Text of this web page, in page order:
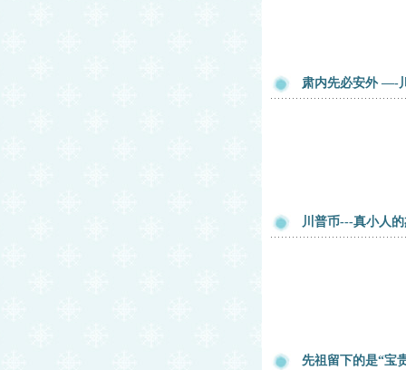
肃内先必安外 —-
川普币---真小人
先祖留下的是“宝